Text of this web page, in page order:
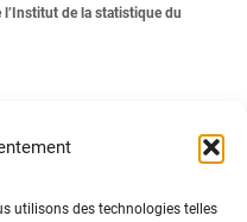
utilisons des technologies telles
l’Institut de la statistique du